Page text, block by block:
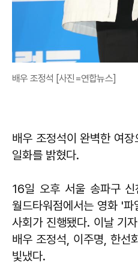
배우 조정석 [사진=연합뉴스]
배우 조정석이 완벽한 여
일화를 밝혔다.
16일 오후 서울 송파구
월드타워점에서는 영화 '
사회가 진행됐다. 이날 기
배우 조정석, 이주명, 한선
빛냈다.